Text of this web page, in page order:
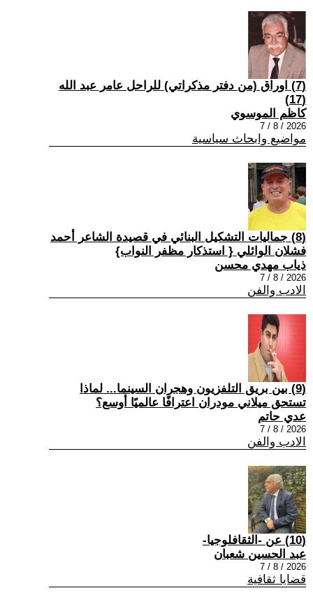
(7) اوراق (من دفتر مذكراتي) للراحل عامر عبد الله
(17)
كاظم الموسوي
2026 / 8 / 7
مواضيع وابحاث سياسية
(8) جماليات التشكيل البنائي في قصيدة الشاعر أحمد
فشلان الوائلي { استذكار مظفر النواب}
ذياب مهدي محسن
2026 / 8 / 7
الادب والفن
(9) بين بريق التلفزيون وهجران السينما... لماذا
تستحق ميلاني مودران اعترافًا عالميًا أوسع؟
عدي حاتم
2026 / 8 / 7
الادب والفن
(10) عن -الثقافلوجيا-
عبد الحسين شعبان
2026 / 8 / 7
قضايا ثقافية